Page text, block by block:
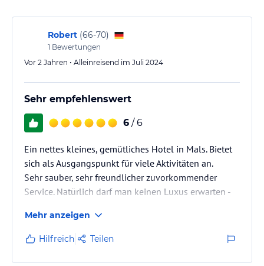
Robert (66-70)
1 Bewertungen
Vor 2 Jahren • Alleinreisend im Juli 2024
Sehr empfehlenswert
6 / 6
Ein nettes kleines, gemütliches Hotel in Mals. Bietet
sich als Ausgangspunkt für viele Aktivitäten an.
Sehr sauber, sehr freundlicher zuvorkommender
Service. Natürlich darf man keinen Luxus erwarten -
absolut
Mehr anzeigen
Hilfreich Teilen